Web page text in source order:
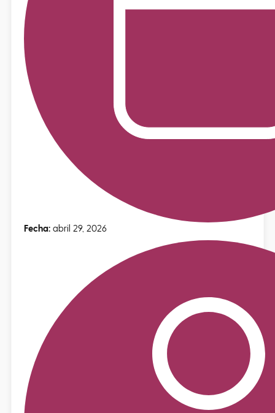
Fecha: abril 29, 2026